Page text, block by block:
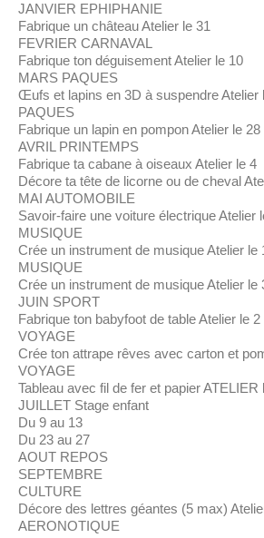
JANVIER EPHIPHANIE
Fabrique un château Atelier le 31
FEVRIER CARNAVAL
Fabrique ton déguisement Atelier le 10
MARS PAQUES
Œufs et lapins en 3D à suspendre Atelier
PAQUES
Fabrique un lapin en pompon Atelier le 28
AVRIL PRINTEMPS
Fabrique ta cabane à oiseaux Atelier le 4
Décore ta tête de licorne ou de cheval
MAI AUTOMOBILE
Savoir-faire une voiture électrique Atelier
MUSIQUE
Crée un instrument de musique Atelier le
MUSIQUE
Crée un instrument de musique Atelier le
JUIN SPORT
Fabrique ton babyfoot de table Atelier le 2
VOYAGE
Crée ton attrape rêves avec carton et
VOYAGE
Tableau avec fil de fer et papier ATELIER
JUILLET Stage enfant
Du 9 au 13
Du 23 au 27
AOUT REPOS
SEPTEMBRE
CULTURE
Décore des lettres géantes (5 max)
AERONOTIQUE